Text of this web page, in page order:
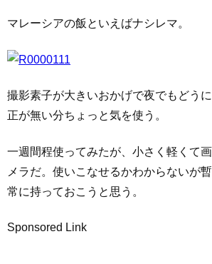
マレーシアの飯といえばナシレマ。
撮影素子が大きいおかげで夜でもどう
正が無い分ちょっと気を使う。
一週間程使ってみたが、小さく軽くて
メラだ。使いこなせるかわからないが
常に持っておこうと思う。
Sponsored Link